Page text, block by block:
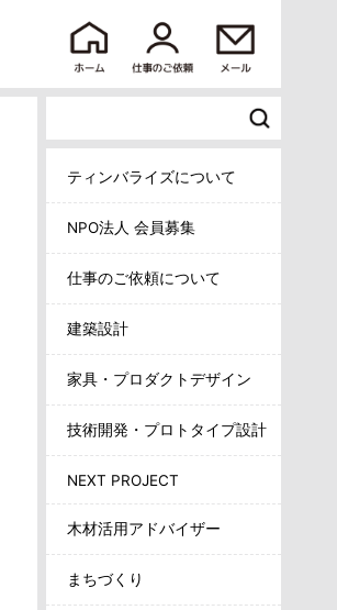
ティンバライズについて
NPO法人 会員募集
仕事のご依頼について
建築設計
家具・プロダクトデザイン
技術開発・プロトタイプ設計
NEXT PROJECT
木材活用アドバイザー
まちづくり